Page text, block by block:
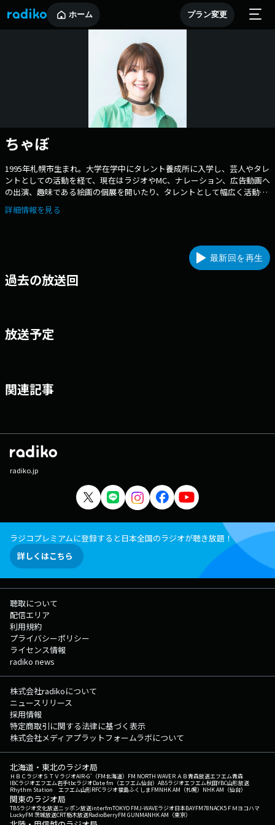
ホーム プラン変更
ちゃぼ
1995年札幌市生まれ。大学在学中にタレント養成所に入学し、芸人やタレ
ントとしての活動を経て、現在はラジオやMC、ナレーション、広告動画へ
の出演、趣味である絵画の個展を開いたり、タレントとして幅広く活動
中。ライブの楽しさを伝えようと「ライブ番長」を目指している。2022年
には100組以上のアーティストをライブや道内外のフェスで鑑賞。元
載、映画上映イベントではMCなどを担当。日々楽しむことがモット
ー。 ◆Twitter https://twitter.com/chaboyd_27 ◆Instagram
https://www.instagram.com/chaboyd_27
詳細情報を見る
最新回を再生
過去の放送回
放送予定
関連記事
radiko.jp
ラジコプレミアムに登録すると日本全国のラジオが聴き放題！
詳しくはこちら
聴取について
配信エリア
利用規約
プライバシーポリシー
ライセンス情報
radiko news
株式会社radikoについて
ニュースリリース
採用情報
特定商取引に関する法律に基づく表示
株式会社メディアプラットフォームラボについて
北海道・東北のラジオ局
ＨＢＣラジオＳＴＶラジオAIR-G'（FM北海道） FM NORTH WAVEＲＡＢ青森放送エフエム青森
IBCラジオエフエム岩手tbcラジオDate fm（エフエム仙台） ABSラジオエフエム秋田YBC山形放送
Rhythm Station エフエム山形RFCラジオ福島ふくしまFMNHK AM（札幌） NHK AM（仙台）
関東のラジオ局
TBSラジオ文化放送ニッポン放送interfmTOKYO FMJ-WAVEラジオ日本BAYFM78NACK5 ＦＭヨコハマ
LuckyFM 茨城放送CRT栃木放送RadioBerryFM GUNMANHK AM（東京）